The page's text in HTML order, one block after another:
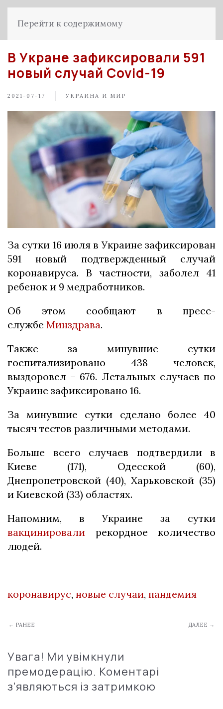
Перейти к содержимому
В Укране зафиксировали 591
новый случай Covid-19
2021-07-17 УКРАИНА И МИР
За сутки 16 июля в Украине зафиксирован
591 новый подтвержденный случай
коронавируса. В частности, заболел 41
ребенок и 9 медработников.
Об этом сообщают в пресс-
службе Минздрава.
Также за минувшие сутки
госпитализировано 438 человек,
выздоровел – 676. Летальных случаев по
Украине зафиксировано 16.
За минувшие сутки сделано более 40
тысяч тестов различными методами.
Больше всего случаев подтвердили в
Киеве (171), Одесской (60),
Днепропетровской (40), Харьковской (35)
и Киевской (33) областях.
Напомним, в Украине за сутки
вакцинировали рекордное количество
людей.
коронавирус, новые случаи, пандемия
← РАНЕЕ ДАЛЕЕ →
Увага! Ми увімкнули
премодерацію. Коментарі
з'являються із затримкою